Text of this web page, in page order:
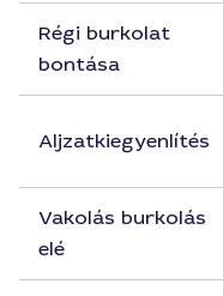
Régi burkolat
bontása
Aljzatkiegyenlítés
Vakolás burkolás
elé